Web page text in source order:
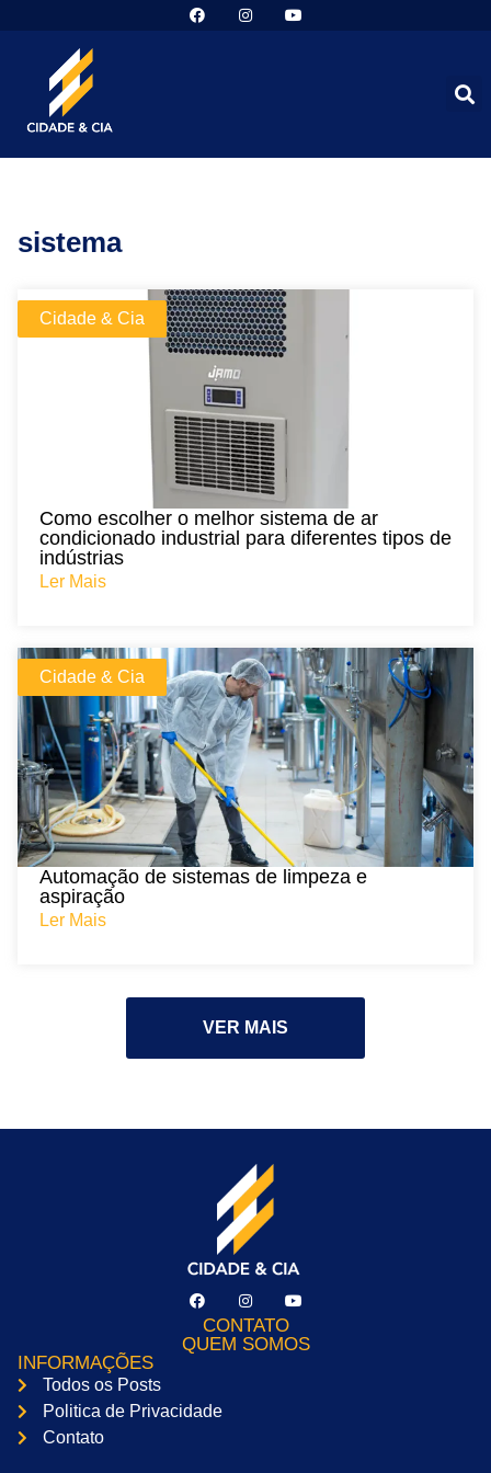
sistema
Cidade & Cia
Como escolher o melhor sistema de ar
condicionado industrial para diferentes tipos de
indústrias
Ler Mais
Cidade & Cia
Automação de sistemas de limpeza e
aspiração
Ler Mais
VER MAIS
CONTATO
QUEM SOMOS
INFORMAÇÕES
Todos os Posts
Politica de Privacidade
Contato